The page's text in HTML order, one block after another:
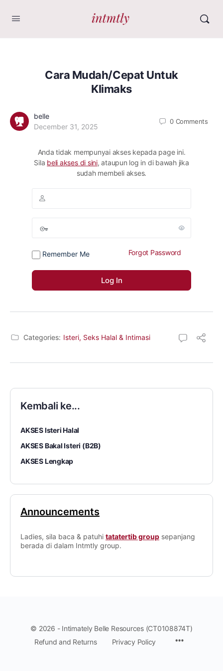
Cara Mudah/Cepat Untuk
Klimaks
belle
December 31, 2025
0 Comments
Anda tidak mempunyai akses kepada page ini.
Sila beli akses di sini, ataupun log in di bawah jika
sudah membeli akses.
Remember Me Forgot Password
Categories: Isteri, Seks Halal & Intimasi
Kembali ke...
AKSES Isteri Halal
AKSES Bakal Isteri (B2B)
AKSES Lengkap
Announcements
Ladies, sila baca & patuhi tatatertib group sepanjang
berada di dalam Intmtly group.
© 2026 - Intimately Belle Resources (CT0108874T)
Refund and Returns
Privacy Policy